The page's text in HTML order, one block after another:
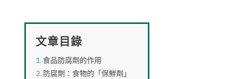
文章目錄
食品防腐劑的作用
防腐劑：食物的「保鮮劑」